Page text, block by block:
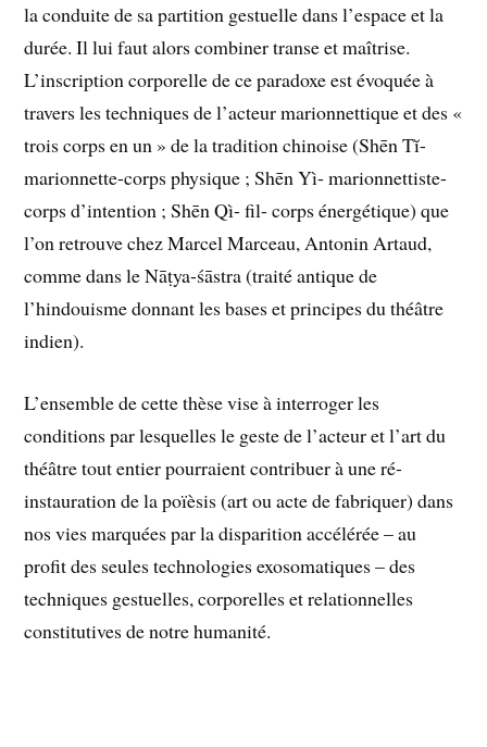
la conduite de sa partition gestuelle dans l’espace et la
durée. Il lui faut alors combiner transe et maîtrise.
L’inscription corporelle de ce paradoxe est évoquée à
travers les techniques de l’acteur marionnettique et des «
trois corps en un » de la tradition chinoise (Shēn Tĭ-
marionnette-corps physique ; Shēn Yì- marionnettiste-
corps d’intention ; Shēn Qì- fil- corps énergétique) que
l’on retrouve chez Marcel Marceau, Antonin Artaud,
comme dans le Nāṭya-śāstra (traité antique de
l’hindouisme donnant les bases et principes du théâtre
indien).
L’ensemble de cette thèse vise à interroger les
conditions par lesquelles le geste de l’acteur et l’art du
théâtre tout entier pourraient contribuer à une ré-
instauration de la poïèsis (art ou acte de fabriquer) dans
nos vies marquées par la disparition accélérée – au
profit des seules technologies exosomatiques – des
techniques gestuelles, corporelles et relationnelles
constitutives de notre humanité.